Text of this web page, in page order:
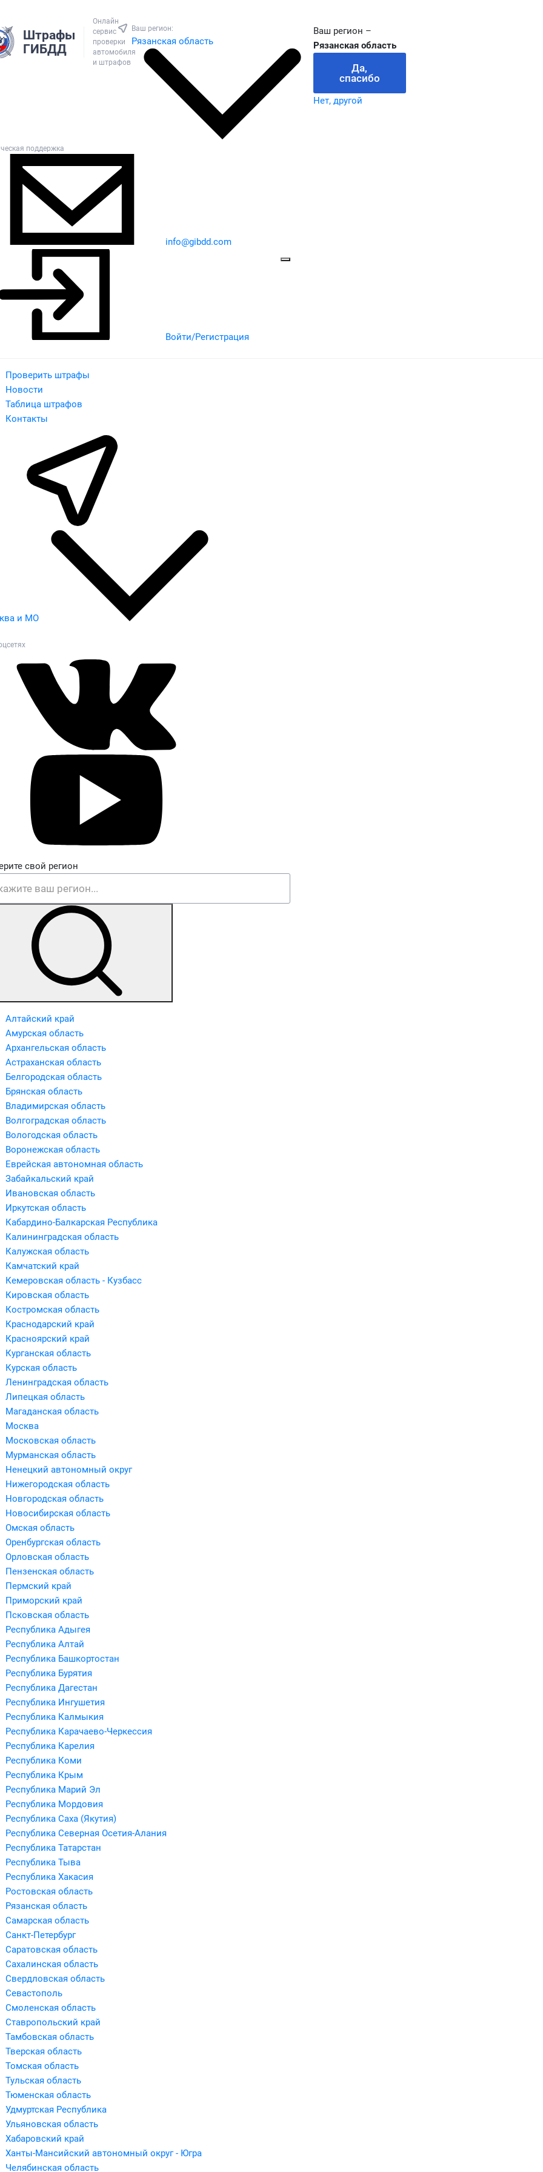
Штрафы
ГИБДД
Онлайн
сервис
проверки
автомобиля
и штрафов
Ваш регион:
Рязанская область
Ваш регион –
Рязанская область
Да,
спасибо
Нет, другой
поддержка
info@gibdd.com
Войти/Регистрация
Проверить штрафы
Новости
Таблица штрафов
Контакты
и МО
свой регион
Алтайский край
Амурская область
Архангельская область
Астраханская область
Белгородская область
Брянская область
Владимирская область
Волгоградская область
Вологодская область
Воронежская область
Еврейская автономная область
Забайкальский край
Ивановская область
Иркутская область
Кабардино-Балкарская Республика
Калининградская область
Калужская область
Камчатский край
Кемеровская область - Кузбасс
Кировская область
Костромская область
Краснодарский край
Красноярский край
Курганская область
Курская область
Ленинградская область
Липецкая область
Магаданская область
Москва
Московская область
Мурманская область
Ненецкий автономный округ
Нижегородская область
Новгородская область
Новосибирская область
Омская область
Оренбургская область
Орловская область
Пензенская область
Пермский край
Приморский край
Псковская область
Республика Адыгея
Республика Алтай
Республика Башкортостан
Республика Бурятия
Республика Дагестан
Республика Ингушетия
Республика Калмыкия
Республика Карачаево-Черкессия
Республика Карелия
Республика Коми
Республика Крым
Республика Марий Эл
Республика Мордовия
Республика Саха (Якутия)
Республика Северная Осетия-Алания
Республика Татарстан
Республика Тыва
Республика Хакасия
Ростовская область
Рязанская область
Самарская область
Санкт-Петербург
Саратовская область
Сахалинская область
Свердловская область
Севастополь
Смоленская область
Ставропольский край
Тамбовская область
Тверская область
Томская область
Тульская область
Тюменская область
Удмуртская Республика
Ульяновская область
Хабаровский край
Ханты-Мансийский автономный округ - Югра
Челябинская область